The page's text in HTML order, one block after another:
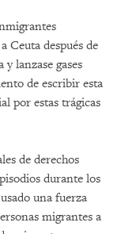
Ceuta después de
lanzase gases
de escribir esta
por estas trágicas
de derechos
durante los
una fuerza
migrantes a